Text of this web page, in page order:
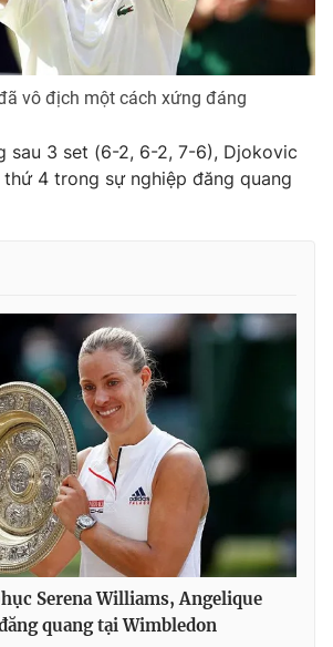
024.66 897 897
7300.7108
mọi hình thức nếu không có sự chấp
Ghi rõ nguồn VTV.vn khi phát hành lại
này.
vô địch một cách xứng đáng
sau 3 set (6-2, 6-2, 7-6), Djokovic
4 trong sự nghiệp đăng quang
Serena Williams, Angelique
quang tại Wimbledon